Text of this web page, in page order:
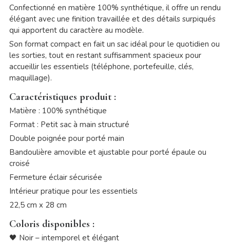
Confectionné en matière 100% synthétique, il offre un rendu
élégant avec une finition travaillée et des détails surpiqués
qui apportent du caractère au modèle.
Son format compact en fait un sac idéal pour le quotidien ou
les sorties, tout en restant suffisamment spacieux pour
accueillir les essentiels (téléphone, portefeuille, clés,
maquillage).
Caractéristiques produit :
Matière : 100% synthétique
Format : Petit sac à main structuré
Double poignée pour porté main
Bandoulière amovible et ajustable pour porté épaule ou
croisé
Fermeture éclair sécurisée
Intérieur pratique pour les essentiels
22,5 cm x 28 cm
Coloris disponibles :
🖤 Noir – intemporel et élégant